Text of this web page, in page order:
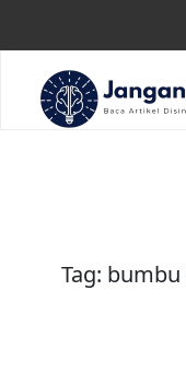
content
Tag: bumbu